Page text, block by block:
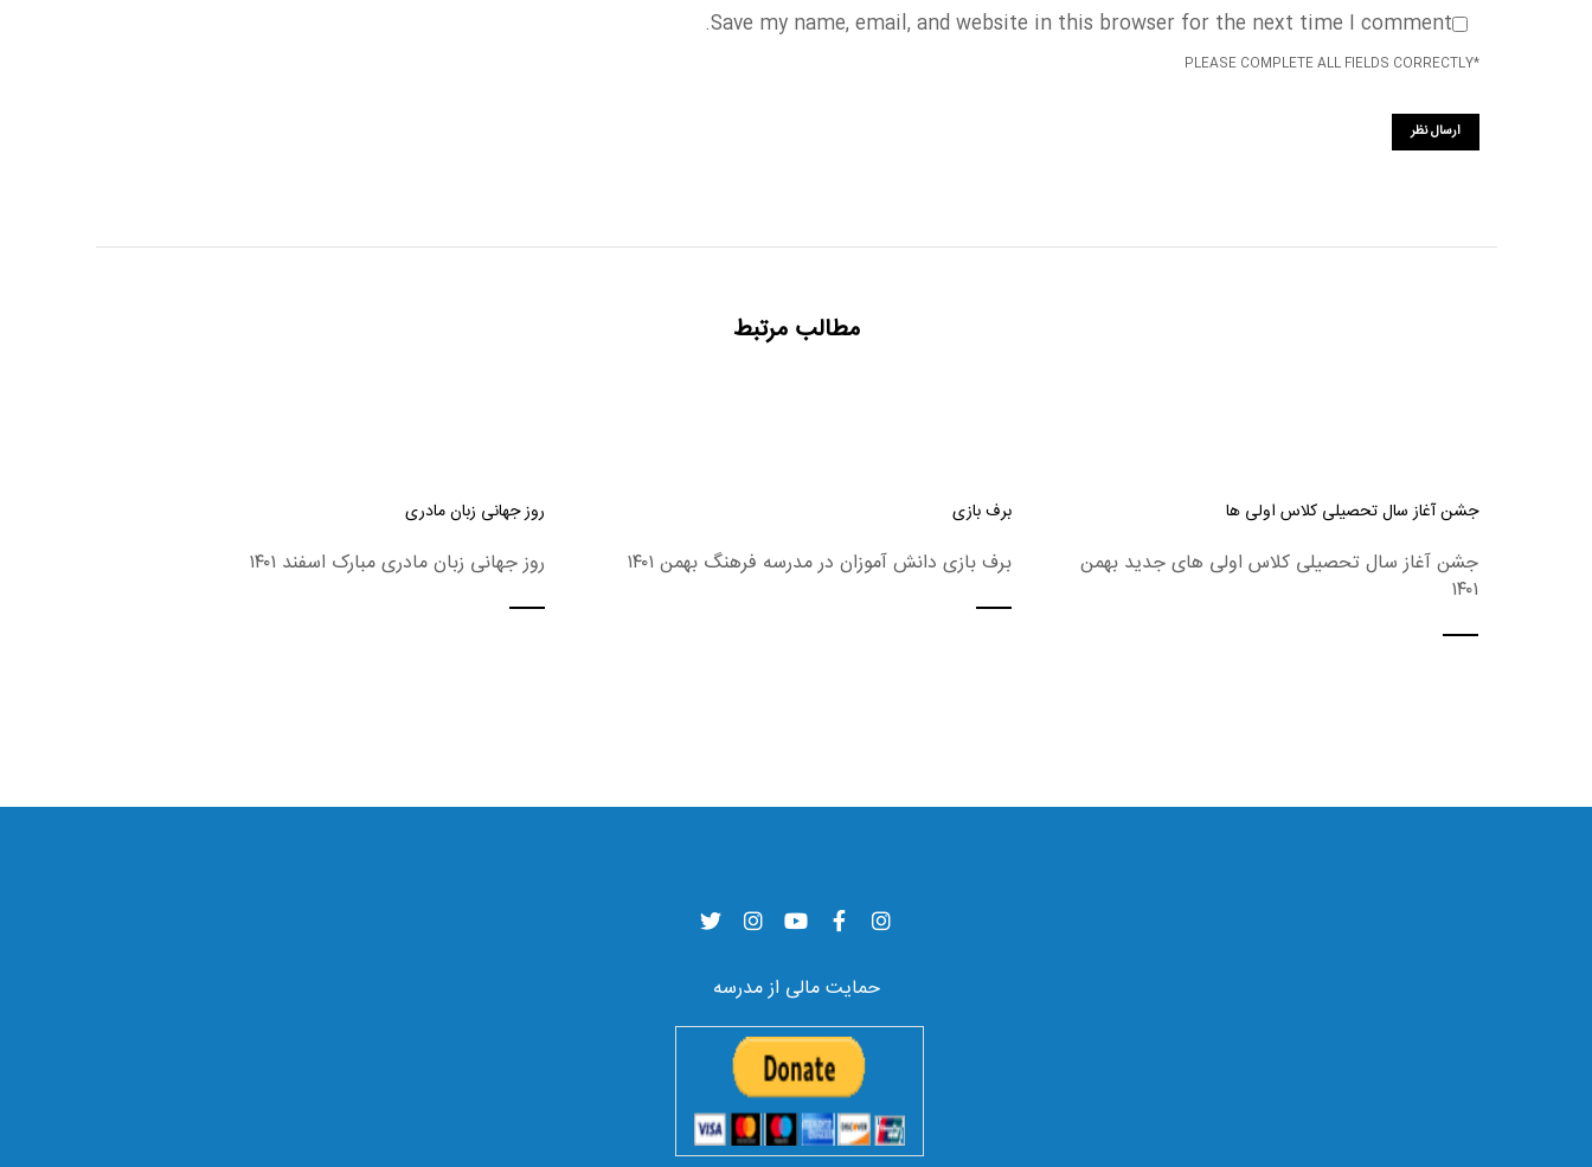
Save my name, email, and website in this browser for the next time I comment.
*PLEASE COMPLETE ALL FIELDS CORRECTLY
مطالب مرتبط
روز جهانی زبان مادری
روز جهانی زبان مادری مبارک اسفند ۱۴۰۱
برف بازی
برف بازی دانش آموزان در مدرسه فرهنگ بهمن ۱۴۰۱
جشن آغاز سال تحصیلی کلاس اولی ها
جشن آغاز سال تحصیلی کلاس اولی های جدید بهمن
۱۴۰۱
حمایت مالی از مدرسه